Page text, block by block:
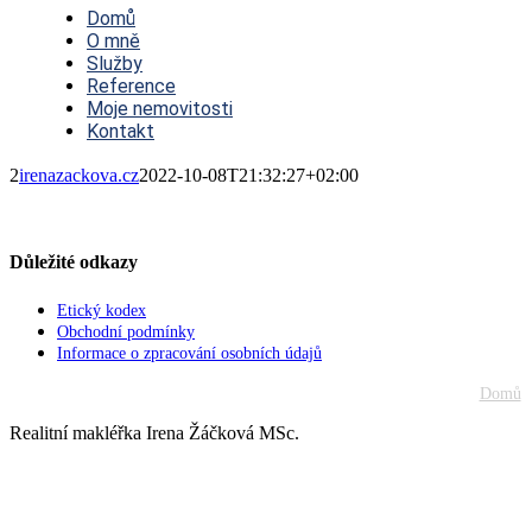
NavigationDomů
O mně
Služby
Reference
Moje nemovitosti
Kontakt
2irenazackova.cz2022-10-08T21:32:27+02:00
Důležité odkazy
Etický kodex
Obchodní podmínky
Informace o zpracování osobních údajů
Domů
Realitní makléřka Irena Žáčková MSc.